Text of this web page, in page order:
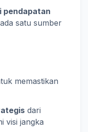
pendapatan
satu sumber
memastikan
dari
visi jangka